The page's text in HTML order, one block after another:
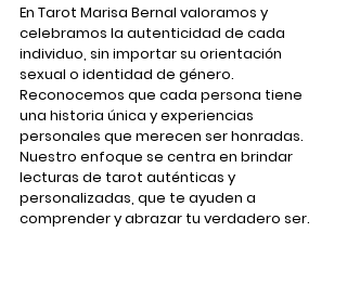
En Tarot Marisa Bernal valoramos y
celebramos la autenticidad de cada
individuo, sin importar su orientación
sexual o identidad de género.
Reconocemos que cada persona tiene
una historia única y experiencias
personales que merecen ser honradas.
Nuestro enfoque se centra en brindar
lecturas de tarot auténticas y
personalizadas, que te ayuden a
comprender y abrazar tu verdadero ser.